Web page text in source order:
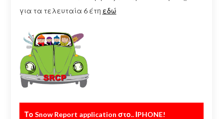
για τα τελευταία 6 έτη εδώ
Το Snow Report application στο.. ΙPHONE!